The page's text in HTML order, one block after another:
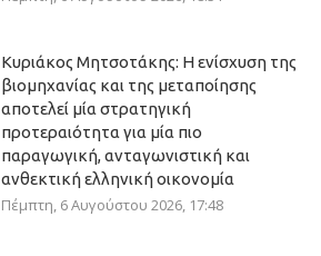
Κυριάκος Μητσοτάκης: Η ενίσχυση της
βιομηχανίας και της μεταποίησης
αποτελεί μία στρατηγική
προτεραιότητα για μία πιο
παραγωγική, ανταγωνιστική και
ανθεκτική ελληνική οικονομία
Πέμπτη, 6 Αυγούστου 2026, 17:48